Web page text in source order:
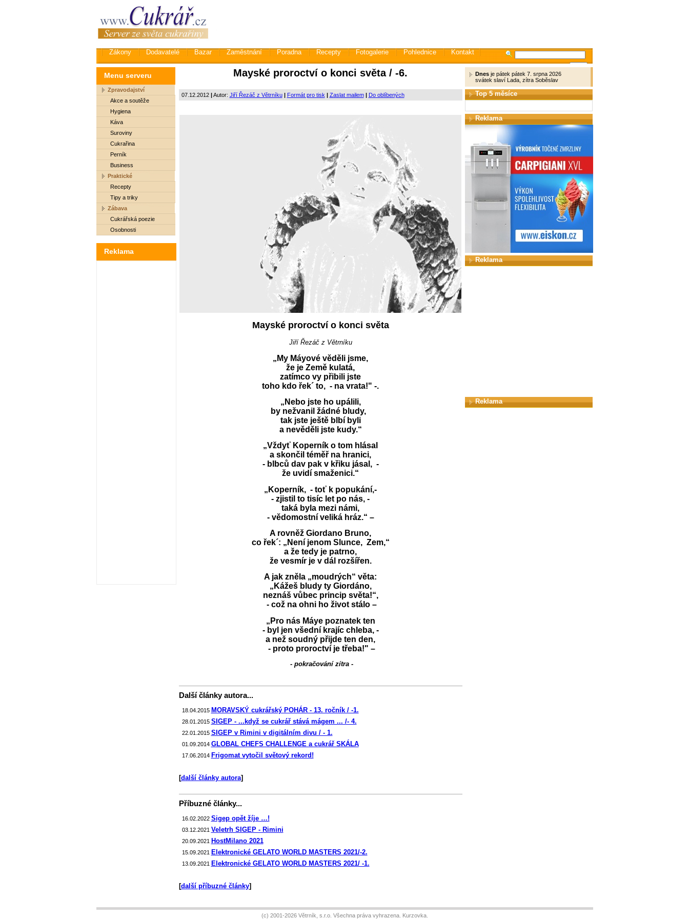
Zákony Dodavatelé Bazar Zaměstnání Poradna Recepty Fotogalerie Pohlednice Kontakt
Menu serveru
Zpravodajství
Akce a soutěže
Hygiena
Káva
Suroviny
Cukrařina
Perník
Business
Praktické
Recepty
Tipy a triky
Zábava
Cukrářská poezie
Osobnosti
Reklama
Mayské proroctví o konci světa / -6.
07.12.2012 |Autor: Jiří Řezáč z Větrníku | Formát pro tisk | Zaslat mailem | Do oblíbených
Mayské proroctví o konci světa
Jiří Řezáč z Větrníku
„My Máyové věděli jsme,
že je Země kulatá,
zatímco vy přibili jste
toho kdo řek´ to, - na vrata!" -.
„Nebo jste ho upálili,
by nežvanil žádné bludy,
tak jste ještě blbí byli
a nevěděli jste kudy.“
„Vždyť Koperník o tom hlásal
a skončil téměř na hranici,
- blbců dav pak v křiku jásal, -
že uvidí smaženici.“
„Koperník, - toť k popukání,-
- zjistil to tisíc let po nás, -
taká byla mezi námi,
- vědomostní veliká hráz.“ –
A rovněž Giordano Bruno,
co řek´: „Není jenom Slunce, Zem,“
a že tedy je patrno,
že vesmír je v dál rozšířen.
A jak zněla „moudrých“ věta:
„Kážeš bludy ty Giordáno,
neznáš vůbec princip světa!“,
- což na ohni ho život stálo –
„Pro nás Máye poznatek ten
- byl jen všední krajíc chleba, -
a než soudný přijde ten den,
- proto proroctví je třeba!" –
- pokračování zítra -
Další články autora...
18.04.2015 MORAVSKÝ cukrářský POHÁR - 13. ročník / -1.
28.01.2015 SIGEP - ...když se cukrář stává mágem ... /- 4.
22.01.2015 SIGEP v Rimini v digitálním divu / - 1.
01.09.2014 GLOBAL CHEFS CHALLENGE a cukrář SKÁLA
17.06.2014 Frigomat vytočil světový rekord!
[další články autora]
Příbuzné články...
16.02.2022 Sigep opět žíje …!
03.12.2021 Veletrh SIGEP - Rimini
20.09.2021 HostMilano 2021
15.09.2021 Elektronické GELATO WORLD MASTERS 2021/-2.
13.09.2021 Elektronické GELATO WORLD MASTERS 2021/ -1.
[další příbuzné články]
Dnesje pátek pátek 7. srpna 2026
svátek slaví Lada, zítra Soběslav
Top 5 měsíce
Reklama
Reklama
Reklama
(c) 2001-2026 Větrník, s.r.o. Všechna práva vyhrazena. Kurzovka.